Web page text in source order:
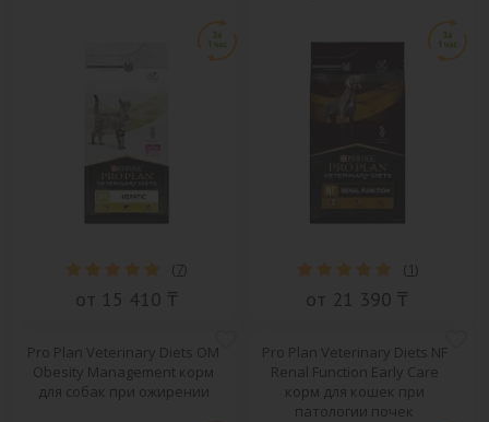
( 7)
от 15 410 ₸
( 1)
от 21 390 ₸
Pro Plan Veterinary Diets OM
Obesity Management корм
для собак при ожирении
Pro Plan Veterinary Diets NF
Renal Function Early Care
корм для кошек при
патологии почек